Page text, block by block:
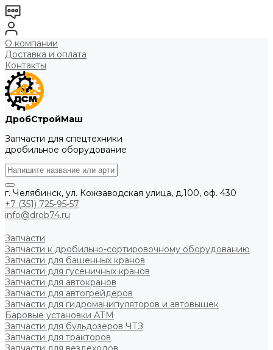
О компании
Доставка и оплата
Контакты
ДробСтройМаш
Запчасти для спецтехники
дробильное оборудование
г. Челябинск, ул. Кожзаводская улица, д.100, оф. 430
+7 (351) 725-95-57
info@drob74.ru
Запчасти
Запчасти к дробильно-сортировочному оборудованию
Запчасти для башенных кранов
Запчасти для гусеничных кранов
Запчасти для автокранов
Запчасти для автогрейдеров
Запчасти для гидроманипуляторов и автовышек
Баровые установки АТМ
Запчасти для бульдозеров ЧТЗ
Запчасти для тракторов